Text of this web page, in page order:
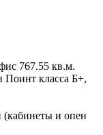
767.55 кв.м.
Поинт класса Б+,
и опен